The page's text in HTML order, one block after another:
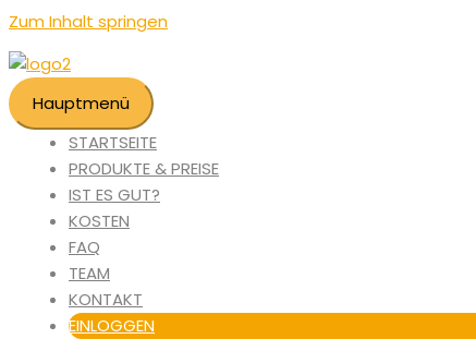
Zum Inhalt springen
Hauptmenü
STARTSEITE
PRODUKTE & PREISE
IST ES GUT?
KOSTEN
FAQ
TEAM
KONTAKT
EINLOGGEN